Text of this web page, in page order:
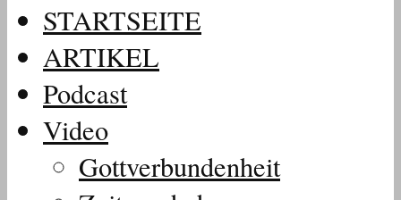
STARTSEITE
ARTIKEL
Podcast
Video
Gottverbundenheit